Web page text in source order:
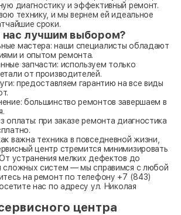
диагностику и эффективный ремонт.
технику, и мы вернем ей идеальное
сроки.
нас лучшим выбором?
мастера: наши специалисты обладают
и опытом ремонта.
запчасти: используем только
от производителей.
предоставляем гарантию на все виды
большинство ремонтов завершаем в
оплаты: при заказе ремонта диагностика
важна техника в повседневной жизни,
центр стремится минимизировать
устранения мелких дефектов до
сложных систем — мы справимся с любой
на ремонт по телефону +7 (843)
нас по адресу ул. Николая
центра